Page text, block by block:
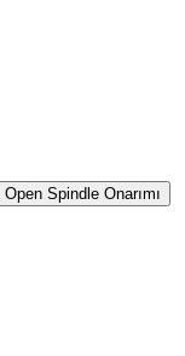
Open Spindle Onarımı